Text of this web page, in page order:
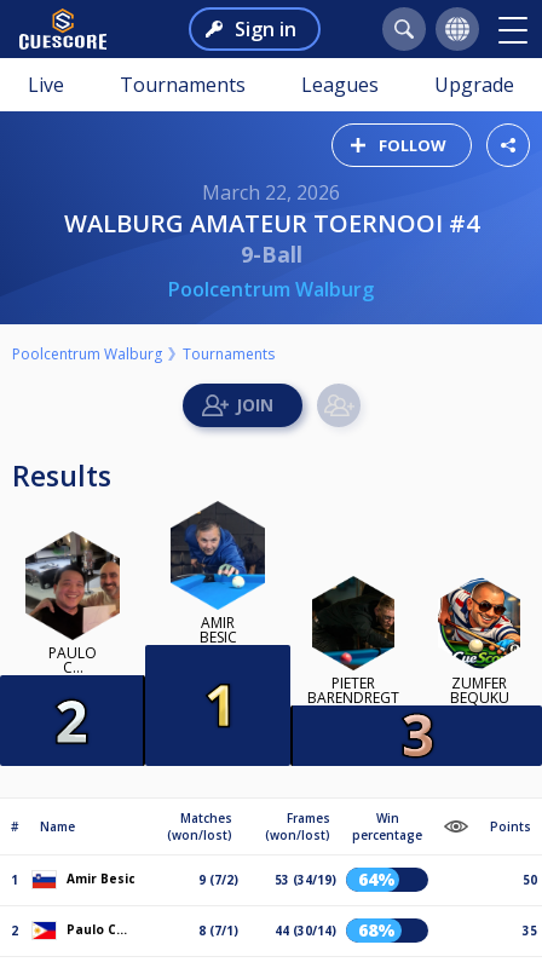
Sign in
Live Tournaments Leagues Upgrade
FOLLOW
March 22, 2026
WALBURG AMATEUR TOERNOOI #4
9-Ball
Poolcentrum Walburg
Poolcentrum Walburg Tournaments
Results
PAULO
C…
AMIR
BESIC
PIETER
BARENDREGT
ZUMFER
BEQUKU
# Name
Matches
(won/lost)
Frames
(won/lost)
Win
percentage
Points
1 Amir Besic 9 (7/2) 53 (34/19) 64% 50
2 Paulo C… 8 (7/1) 44 (30/14) 68% 35